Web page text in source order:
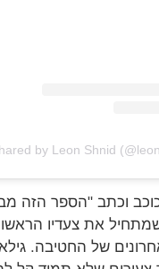
shared by Leon Shnid
וכתב "הספר הזה
את צעדיו הראשונים